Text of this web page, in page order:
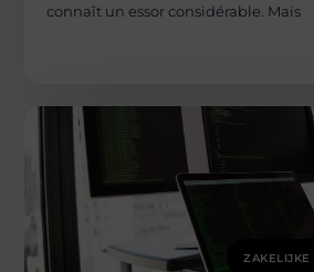
connaît un essor considérable. Mais
ZAKELIJKE